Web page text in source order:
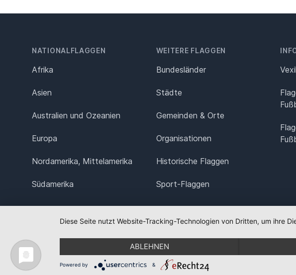
NATIONALFLAGGEN
Afrika
Asien
Australien und Ozeanien
Europa
Nordamerika, Mittelamerika
Südamerika
WEITERE FLAGGEN
Bundesländer
Städte
Gemeinden & Orte
Organisationen
Historische Flaggen
Sport-Flaggen
Diese Seite nutzt Website-Tracking-Technologien von Dritten, um ihre
ABLEHNEN
Powered by &